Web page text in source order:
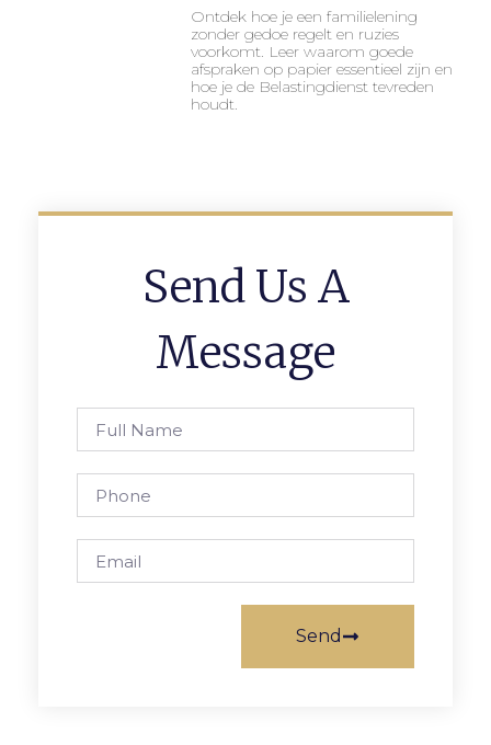
Ontdek hoe je een familielening
zonder gedoe regelt en ruzies
voorkomt. Leer waarom goede
afspraken op papier essentieel zijn en
hoe je de Belastingdienst tevreden
houdt.
Send Us A
Message
Send